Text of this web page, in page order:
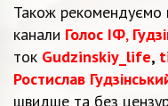
Також рекомендуємо
канали Голос ІФ,
ток Gudzinskiy_life,
Ростислав
швидше та без